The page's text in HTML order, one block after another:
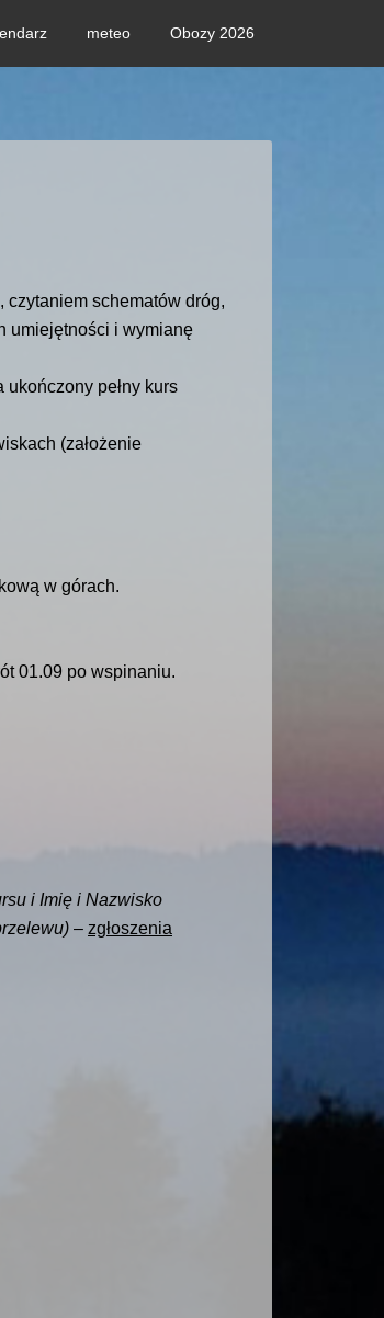
meteo Obozy 2026
czytaniem schematów dróg,
umiejętności i wymianę
pełny kurs
(założenie
w górach.
01.09 po wspinaniu.
i Imię i Nazwisko
– zgłoszenia